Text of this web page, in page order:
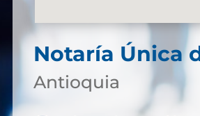
Notaría Única
Antioquia